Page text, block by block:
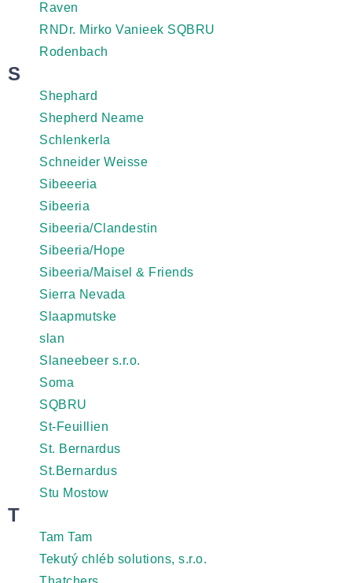
Raven
RNDr. Mirko Vanieek SQBRU
Rodenbach
S
Shephard
Shepherd Neame
Schlenkerla
Schneider Weisse
Sibeeeria
Sibeeria
Sibeeria/Clandestin
Sibeeria/Hope
Sibeeria/Maisel & Friends
Sierra Nevada
Slaapmutske
slan
Slaneebeer s.r.o.
Soma
SQBRU
St-Feuillien
St. Bernardus
St.Bernardus
Stu Mostow
T
Tam Tam
Tekutý chléb solutions, s.r.o.